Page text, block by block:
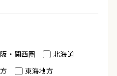
・関西圏
北海道
東海地方